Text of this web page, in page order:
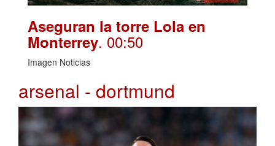
Aseguran la torre Lola en
Monterrey. 00:50
Imagen Noticias
arsenal - dortmund